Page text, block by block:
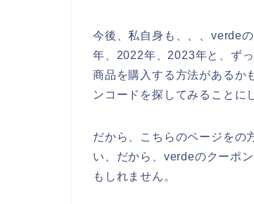
今後、私自身も、、、verde
年、2022年、2023年と、ず
商品を購入する方法があるか
ンコードを探してみることに
だから、こちらのページをの
い、だから、verdeのクーポ
もしれません。